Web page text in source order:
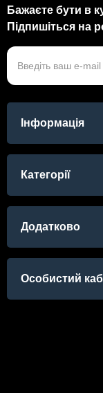
Бажаєте бути в
Підпишіться на
Інформація
Категорії
Додатково
Особистий